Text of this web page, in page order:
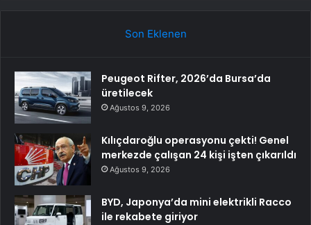
Son Eklenen
Peugeot Rifter, 2026’da Bursa’da
üretilecek
Ağustos 9, 2026
Kılıçdaroğlu operasyonu çekti! Genel
merkezde çalışan 24 kişi işten çıkarıldı
Ağustos 9, 2026
BYD, Japonya’da mini elektrikli Racco
ile rekabete giriyor